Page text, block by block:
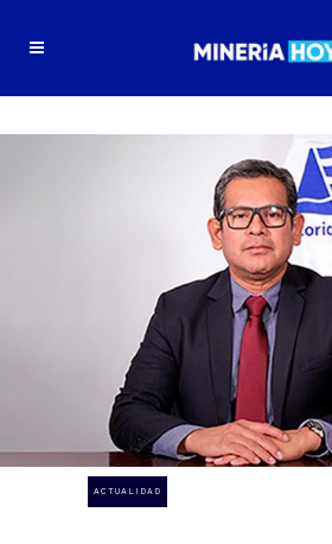
ACTUALIDAD